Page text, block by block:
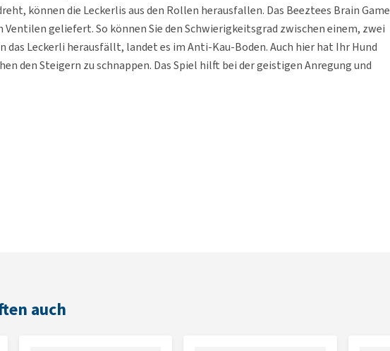
können die Leckerlis aus den Rollen herausfallen. Das Beeztees Brain Game
Ventilen geliefert. So können Sie den Schwierigkeitsgrad zwischen einem, zwei
das Leckerli herausfällt, landet es im Anti-Kau-Boden. Auch hier hat Ihr Hund
den Steigern zu schnappen. Das Spiel hilft bei der geistigen Anregung und
auch